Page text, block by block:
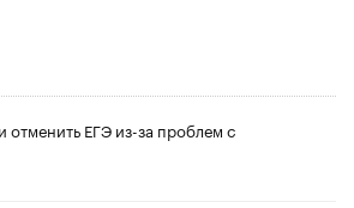
отменить ЕГЭ из-за проблем с